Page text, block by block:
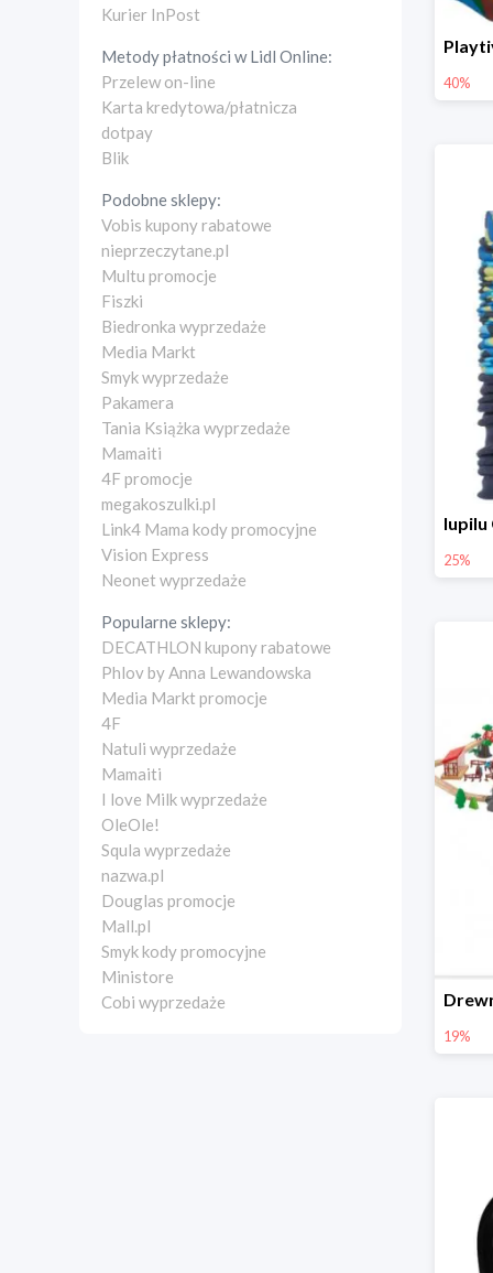
Kurier InPost
Metody płatności wLidl Online:
Przelew on-line
Karta kredytowa/płatnicza
dotpay
Blik
Podobne sklepy:
Vobis kupony rabatowe
nieprzeczytane.pl
Multu promocje
Fiszki
Biedronka wyprzedaże
Media Markt
Smyk wyprzedaże
Pakamera
Tania Książka wyprzedaże
Mamaiti
4F promocje
megakoszulki.pl
Link4 Mama kody promocyjne
Vision Express
Neonet wyprzedaże
Popularne sklepy:
DECATHLON kupony rabatowe
Phlov by Anna Lewandowska
Media Markt promocje
4F
Natuli wyprzedaże
Mamaiti
I love Milk wyprzedaże
OleOle!
Squla wyprzedaże
nazwa.pl
Douglas promocje
Mall.pl
Smyk kody promocyjne
Ministore
Cobi wyprzedaże
40%
25%
19%